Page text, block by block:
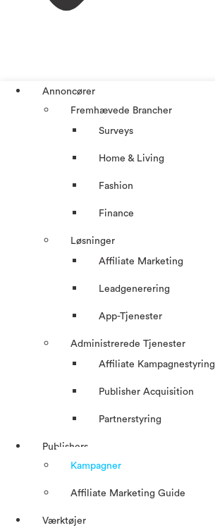
Annoncører
Fremhævede Brancher
Surveys
Home & Living
Fashion
Finance
Løsninger
Affiliate Marketing
Leadgenerering
App-Tjenester
Administrerede Tjenester
Affiliate Kampagnestyring
Publisher Acquisition
Partnerstyring
Publishers
Kampagner
Affiliate Marketing Guide
Værktøjer